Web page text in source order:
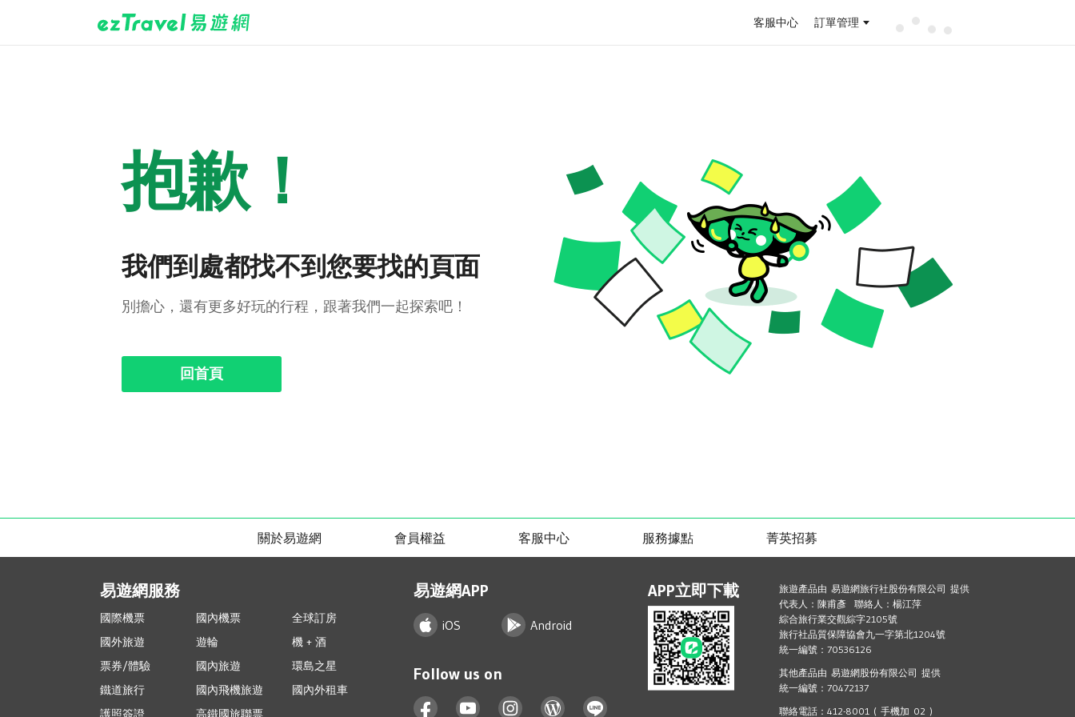
客服中心 訂單管理
抱歉！
我們到處都找不到您要找的頁面
別擔心，還有更多好玩的行程，跟著我們一起探索吧！
回首頁
關於易遊網 會員權益 客服中心 服務據點 菁英招募
易遊網服務
國際機票 國內機票
全球訂房
國外旅遊
遊輪
機 + 酒
票券/體驗
國內旅遊
環島之星
鐵道旅行
國內飛機旅遊
國內外租車
護照簽證
高鐵國旅聯票
易遊網APP
iOS Android
Follow us on
APP立即下載
旅遊產品由 易遊網旅行社股份有限公司 提供
代表人：陳甫彥 聯絡人：楊江萍
綜合旅行業交觀綜字2105號
旅行社品質保障協會九一字第北1204號
統一編號：70536126
其他產品由 易遊網股份有限公司 提供
統一編號：70472137
聯絡電話：412-8001 ( 手機加 02 )